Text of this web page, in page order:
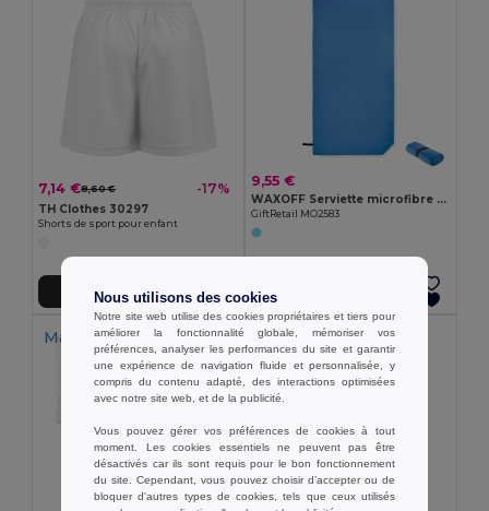
7,14 €8,60 € -17%
TH Clothes 30297
Shorts de sport pour enfant
Ajouter au Panier
9,55 €
WAXOFF Serviette microfibre double face
GiftRetail MO2583
Made in PT
Nous utilisons des cookies
Notre site web utilise des cookies propriétaires et tiers pour
améliorer la fonctionnalité globale, mémoriser vos
préférences, analyser les performances du site et garantir
une expérience de navigation fluide et personnalisée, y
compris du contenu adapté, des interactions optimisées
avec notre site web, et de la publicité.
Vous pouvez gérer vos préférences de cookies à tout
moment. Les cookies essentiels ne peuvent pas être
désactivés car ils sont requis pour le bon fonctionnement
du site. Cependant, vous pouvez choisir d’accepter ou de
bloquer d'autres types de cookies, tels que ceux utilisés